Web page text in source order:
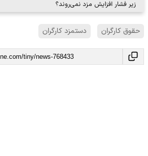
زیر فشار افزایش مزد نمی‌روند؟
حقوق کارگران دستمزد کارگران